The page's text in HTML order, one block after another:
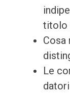
titolo
Cosa
Le